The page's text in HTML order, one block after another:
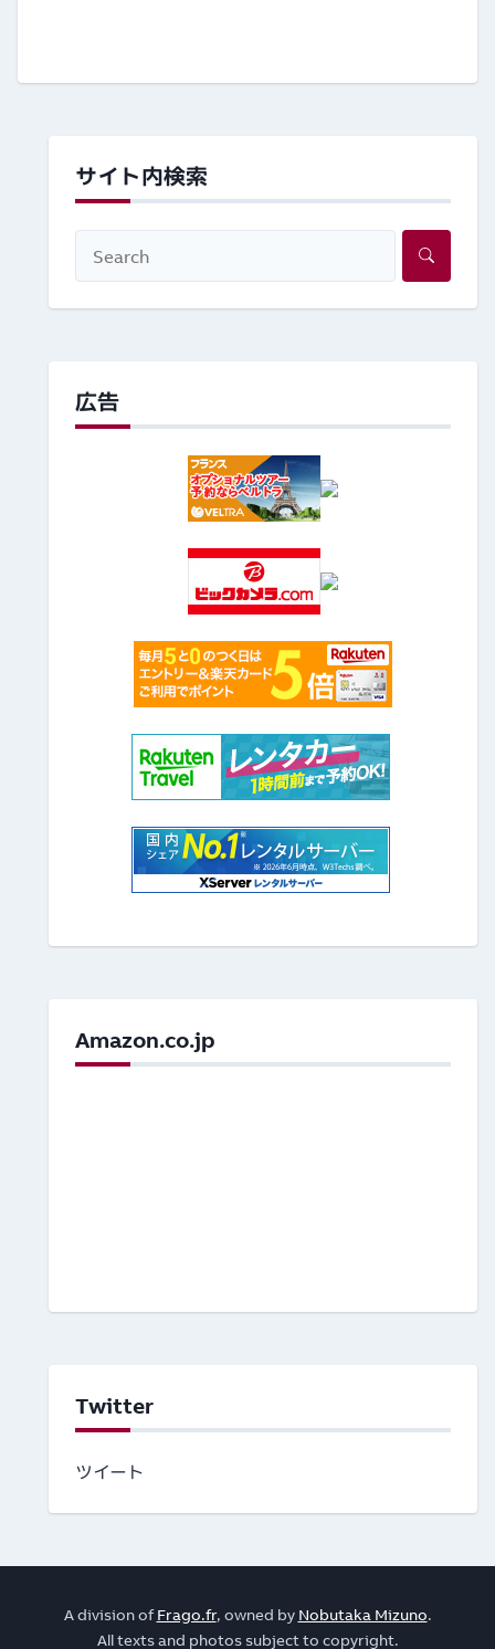
サイト内検索
広告
Amazon.co.jp
Twitter
ツイート
A division ofFrago.fr, owned by Nobutaka Mizuno.
All texts and photos subject to copyright.